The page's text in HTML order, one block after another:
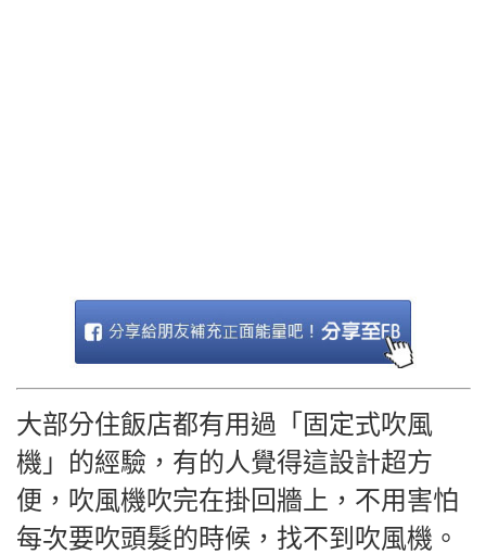
大部分住飯店都有用過「固定式吹風
機」的經驗，有的人覺得這設計超方
便，吹風機吹完在掛回牆上，不用害怕
每次要吹頭髮的時候，找不到吹風機。